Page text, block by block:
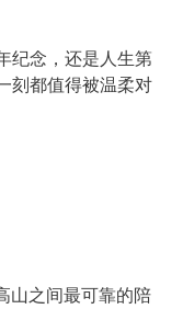
纪念，还是人生第
刻都值得被温柔对
山之间最可靠的陪